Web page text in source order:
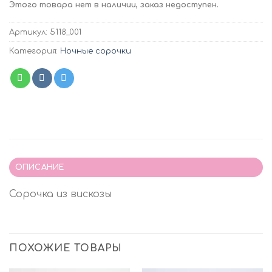
Этого товара нет в наличии, заказ недоступен.
Артикул: 5118_001
Категория: Ночные сорочки
ОПИСАНИЕ
Сорочка из вискозы
ПОХОЖИЕ ТОВАРЫ